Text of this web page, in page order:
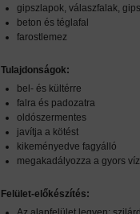
gipszlapok, válaszfalak,
beton és téglafal
farostlemez
Tulajdonságok:
bel- és kültérre
falra és padozatra
oldószermentes
javítja a kötést
kikeményedve fagyálló
megakadályozza a gyors
Felület-előkészítés: